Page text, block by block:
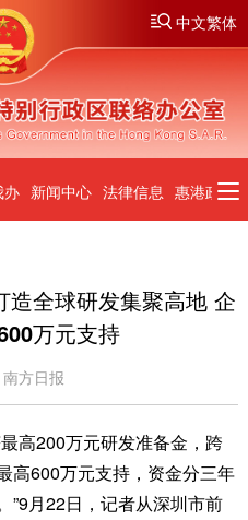
中文繁体
办 新闻中心 法律信息 惠港政策
全球研发集聚高地 企
万元支持
方日报
高200万元研发准备金，跨
高600万元支持，资金分三年
”9月22日，记者从深圳市前